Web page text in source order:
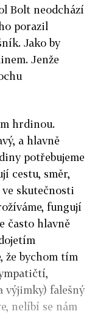
Bolt neodchází
porazil
Jako by
Jenže
hrdinou.
a hlavně
potřebujeme
cestu, směr,
skutečnosti
fungují
často hlavně
že bychom tím
výjimky) falešný
nelíbí se nám